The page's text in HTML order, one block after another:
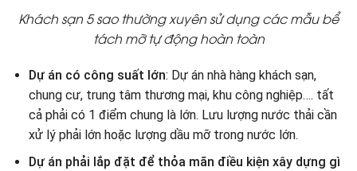
Khách sạn 5 sao thường xuyên sử dụng các mẫu bể
tách mỡ tự động hoàn toàn
Dự án có công suất lớn: Dự án nhà hàng khách sạn,
chung cư, trung tâm thương mại, khu công nghiệp…. tất
cả phải có 1 điểm chung là lớn. Lưu lượng nước thải cần
xử lý phải lớn hoặc lượng dầu mỡ trong nước lớn.
Dự án phải lắp đặt để thỏa mãn điều kiện xây dựng gì